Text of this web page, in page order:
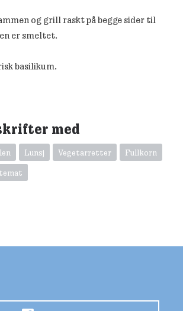
og grill raskt på begge sider til
er smeltet.
basilikum.
med
Lunsj Vegetarretter
Fullkorn